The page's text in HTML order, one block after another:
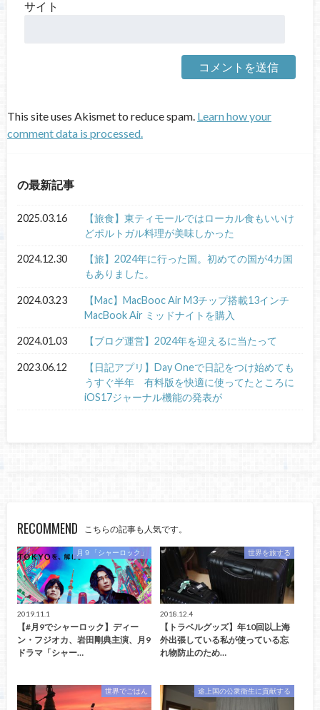
サイト
This site uses Akismet to reduce spam. Learn how your
comment data is processed.
の最新記事
2025.03.16
【旅食】東ティモールではローカル食もいいけ
どポルトガル料理が美味しかった
2024.12.30
【旅】2024年に行った国。初めての国が4カ国
もありました。
2024.03.23
【Mac】MacBooc Air M3チップ搭載13インチ
MacBook Air ミッドナイトを購入
2024.01.03 【ブログ運営】2024年を迎えるに当たって
2023.06.12
【日記アプリ】Day Oneで日記をつけ始めても
うすぐ半年 有料版を快適に使ってたところに
iOS17ジャーナル機能の発表が
RECOMMEND こちらの記事も人気です。
月９「シャーロック」
2019.11.1
【#月9でシャーロック】ディー
ン・フジオカ、岩田剛典主演、月9
ドラマ「シャー…
世界を旅する
2018.12.4
【トラベルグッズ】年10回以上海
外出張している私が使っている忘
れ物防止のため…
世界でごはん 途上国の公衆衛生に貢献する